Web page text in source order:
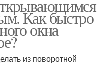
Как быстро
окна
из поворотной